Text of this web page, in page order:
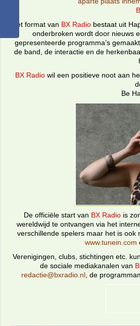
Het format van BX Radiobestaat uit
onderbroken wordt door nieuws
gepresenteerde programma’s
de band, de interactie en de
BX Radiowil een positieve noot aan
Be
De officiële start van BX Radio is
wereldwijd te ontvangen via het
verschillende spelers maar het is
www.tunein.com
Verenigingen, clubs, stichtingen etc.
de sociale mediakanalen van
redactie@bxradio.nl , de